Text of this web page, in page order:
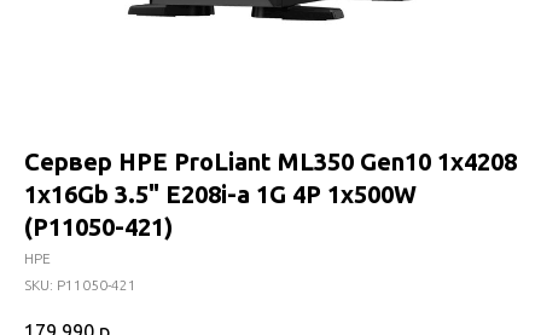
Сервер HPE ProLiant ML350 Gen10 1x4208
1x16Gb 3.5" E208i-a 1G 4P 1x500W
(P11050-421)
HPE
SKU: P11050-421